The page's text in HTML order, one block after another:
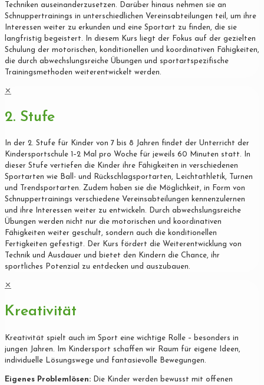
Techniken auseinanderzusetzen. Darüber hinaus nehmen sie an
Schnuppertrainings in unterschiedlichen Vereinsabteilungen teil, um ihre
Interessen weiter zu erkunden und eine Sportart zu finden, die sie
langfristig begeistert. In diesem Kurs liegt der Fokus auf der gezielten
Schulung der motorischen, konditionellen und koordinativen Fähigkeiten,
die durch abwechslungsreiche Übungen und sportartspezifische
Trainingsmethoden weiterentwickelt werden.
✕
2. Stufe
In der 2. Stufe für Kinder von 7 bis 8 Jahren findet der Unterricht der
Kindersportschule 1–2 Mal pro Woche für jeweils 60 Minuten statt. In
dieser Stufe vertiefen die Kinder ihre Fähigkeiten in verschiedenen
Sportarten wie Ball- und Rückschlagsportarten, Leichtathletik, Turnen
und Trendsportarten. Zudem haben sie die Möglichkeit, in Form von
Schnuppertrainings verschiedene Vereinsabteilungen kennenzulernen
und ihre Interessen weiter zu entwickeln. Durch abwechslungsreiche
Übungen werden nicht nur die motorischen und koordinativen
Fähigkeiten weiter geschult, sondern auch die konditionellen
Fertigkeiten gefestigt. Der Kurs fördert die Weiterentwicklung von
Technik und Ausdauer und bietet den Kindern die Chance, ihr
sportliches Potenzial zu entdecken und auszubauen.
✕
Kreativität
Kreativität spielt auch im Sport eine wichtige Rolle – besonders in
jungen Jahren. Im Kindersport schaffen wir Raum für eigene Ideen,
individuelle Lösungswege und fantasievolle Bewegungen.
Eigenes Problemlösen: Die Kinder werden bewusst mit offenen